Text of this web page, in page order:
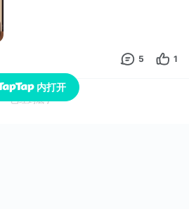
5 1
已经到底了
内打开